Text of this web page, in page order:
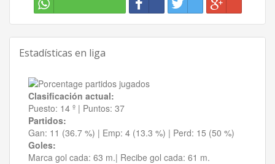
Estadísticas en liga
Clasificación actual:
Puesto: 14 º | Puntos: 37
Partidos:
Gan: 11 (36.7 %) | Emp: 4 (13.3 %) | Perd: 15 (50 %)
Goles:
Marca gol cada: 63 m.| Recibe gol cada: 61 m.